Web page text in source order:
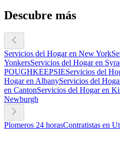
Descubre más
Servicios del Hogar en New York
YonkersServicios del Hogar en
POUGHKEEPSIEServicios del
Hogar en AlbanyServicios del
en CantonServicios del Hogar en
Newburgh
Plomeros 24 horasContratistas en